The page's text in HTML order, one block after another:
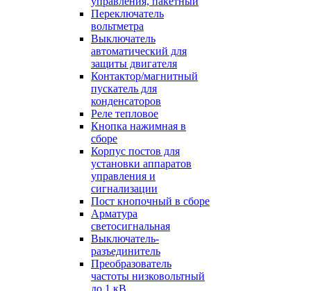
Переключатель
вольтметра
Выключатель
автоматический для
защиты двигателя
Контактор/магнитный
пускатель для
конденсаторов
Реле тепловое
Кнопка нажимная в
сборе
Корпус постов для
установки аппаратов
управления и
сигнализации
Пост кнопочный в сборе
Арматура
светосигнальная
Выключатель-
разъединитель
Преобразователь
частоты низковольтный
до 1 кВ